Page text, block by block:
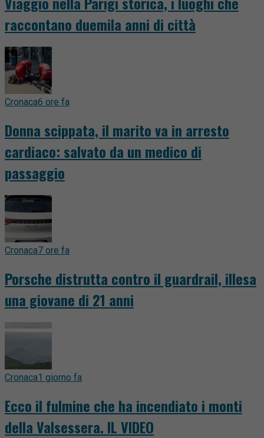
raccontano duemila anni di città
Cronaca6 ore fa
Donna scippata, il marito va in arresto
cardiaco: salvato da un medico di
passaggio
Cronaca7 ore fa
Porsche distrutta contro il guardrail, illesa
una giovane di 21 anni
Cronaca1 giorno fa
Ecco il fulmine che ha incendiato i monti
della Valsessera. IL VIDEO